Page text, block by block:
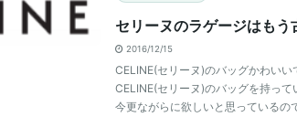
セリーヌのラゲージはもう
2016/12/15
CELINE(セリーヌ)のバッグかわい
CELINE(セリーヌ)のバッグを持っ
今更ながらに欲しいと思っているの